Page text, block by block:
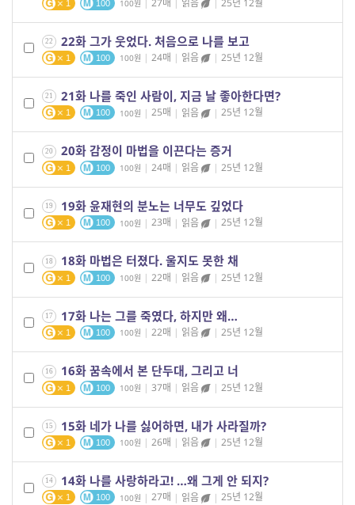
1 100 100
22 22화 그가 웃었다. 처음으로 나를 보고
1 100 100 | 24매 | 읽음 | 25년 12월
21 21화 나를 죽인 사람이, 지금 날 좋아한다면?
1 100 100 | 25매 | 읽음 | 25년 12월
20 20화 감정이 마법을 이끈다는 증거
1 100 100 | 24매 | 읽음 | 25년 12월
19 19화 윤재현의 분노는 너무도 깊었다
1 100 100 | 23매 | 읽음 | 25년 12월
18 18화 마법은 터졌다. 울지도 못한 채
1 100 100 | 22매 | 읽음 | 25년 12월
17 17화 나는 그를 죽였다, 하지만 왜…
1 100 100 | 22매 | 읽음 | 25년 12월
16 16화 꿈속에서 본 단두대, 그리고 너
1 100 100 | 37매 | 읽음 | 25년 12월
15 15화 네가 나를 싫어하면, 내가 사라질까?
1 100 100 | 26매 | 읽음 | 25년 12월
14 14화 나를 사랑하라고! …왜 그게 안 되지?
1 100 100 | 27매 | 읽음 | 25년 12월